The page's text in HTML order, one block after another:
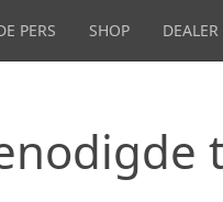
PERS SHOP DEALER